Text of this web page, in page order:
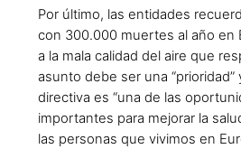
Por último, las entidades
con 300.000 muertes al año en
a la mala calidad del aire que
asunto debe ser una
directiva es “una de las
importantes para mejorar la
las personas que vivimos en